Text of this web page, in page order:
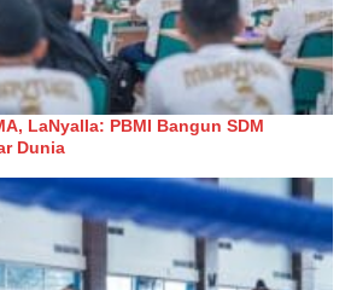
LaNyalla: PBMI Bangun SDM
Dunia